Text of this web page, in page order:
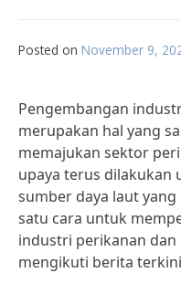
Posted on November 9,
Pengembangan
merupakan hal yang
memajukan sektor
upaya terus dilakukan
sumber daya laut
satu cara untuk
industri perikanan
mengikuti berita